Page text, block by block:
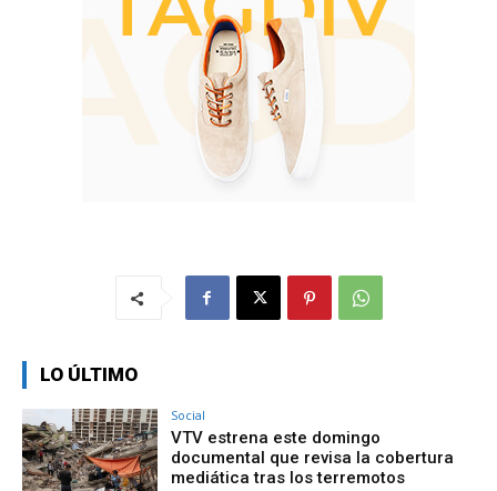
LO ÚLTIMO
Social
VTV estrena este domingo
documental que revisa la cobertura
mediática tras los terremotos